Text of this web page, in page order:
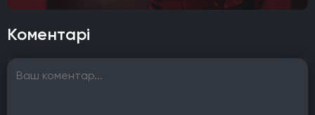
Коментарі